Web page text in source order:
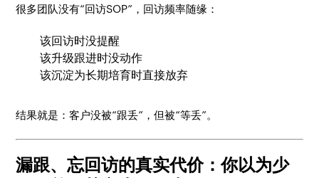
很多团队没有“回访SOP”，回访频率随缘：
该回访时没提醒
该升级跟进时没动作
该沉淀为长期培育时直接放弃
结果就是：客户没被“跟丢”，但被“等丢”。
漏跟、忘回访的真实代价：你以为少